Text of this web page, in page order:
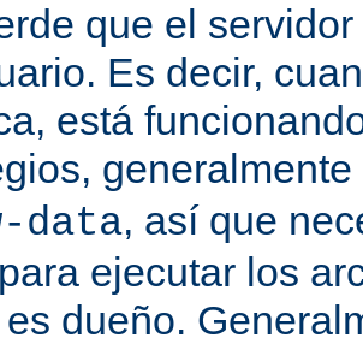
que el
Es decir,
está
data, así que
ejecutar los
dueño.